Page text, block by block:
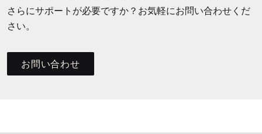
さらにサポートが必要ですか？お気軽にお問い合わせくだ
さい。
お問い合わせ